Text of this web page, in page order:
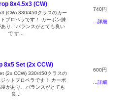
8x4.5x3 (CW)
(CW) 330/450クラスのカー
プロペラです！ カーボン練
あり、バランスがとても良い
で す...
740円
...詳細
8x5 Set (2x CCW)
(2x CCW) 330/450クラスの
ットプロペラです！ カーボ
があり、バランスがとても
良...
600円
...詳細